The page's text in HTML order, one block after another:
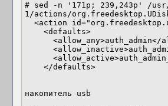
# sed -n '171p; 239,243p' /
1/actions/
накопитель usb